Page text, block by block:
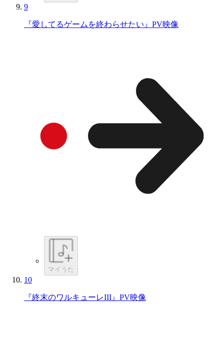
9
『愛してるゲームを終わらせたい』PV映像
マイうた
10
『終末のワルキューレIII』PV映像